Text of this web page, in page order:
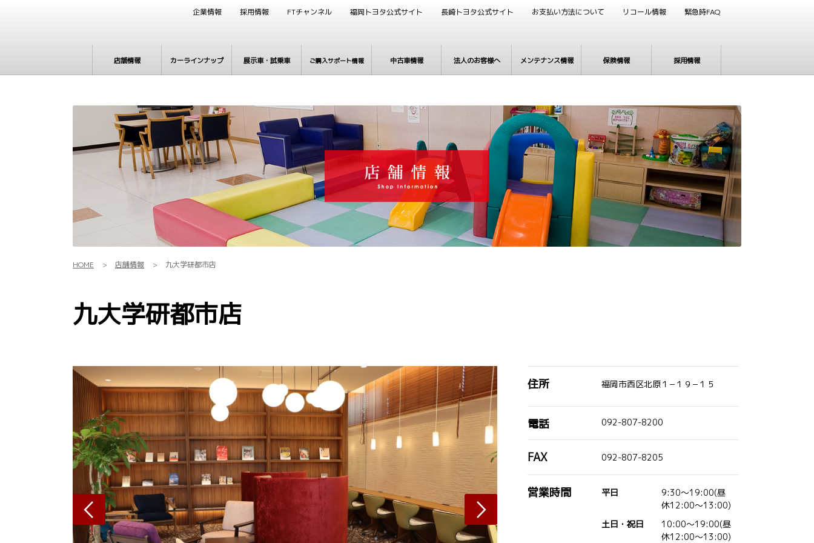
店舗情報 カーラインナップ 展示車・試乗車 ご購入サポート情報 中古車情報 法人のお客様へ メンテナンス情報 保険情報 採用情報
企業情報 採用情報 FTチャンネル 福岡トヨタ公式サイト 長崎トヨタ公式サイト お支払い方法について リコール情報 緊急時FAQ
HOME 店舗情報 九大学研都市店
九大学研都市店
住所 福岡市西区北原１−１９−１５
電話 092-807-8200
FAX 092-807-8205
営業時間 平日
9:30～19:00(昼
休12:00～13:00)
土日・祝日
10:00～19:00(昼
休12:00～13:00)